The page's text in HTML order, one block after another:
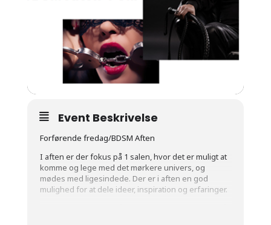
Event Beskrivelse
Forførende fredag/BDSM Aften
I aften er der fokus på 1 salen, hvor det er muligt at
komme og lege med det mørkere univers, og
mødes med ligesindede. Der er i aften en god
mulighed for at dele ideer, inspiration og erfaringer.